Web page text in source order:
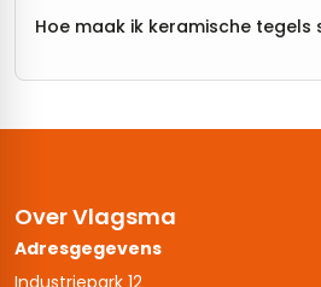
Hoe maak ik keramische tegels
Over Vlagsma
Adresgegevens